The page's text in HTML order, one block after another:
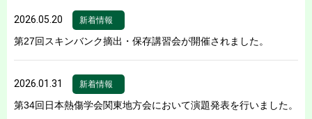
2026.05.20 新着情報
第27回スキンバンク摘出・保存講習会が開催されました。
2026.01.31 新着情報
第34回日本熱傷学会関東地方会において演題発表を行いました。